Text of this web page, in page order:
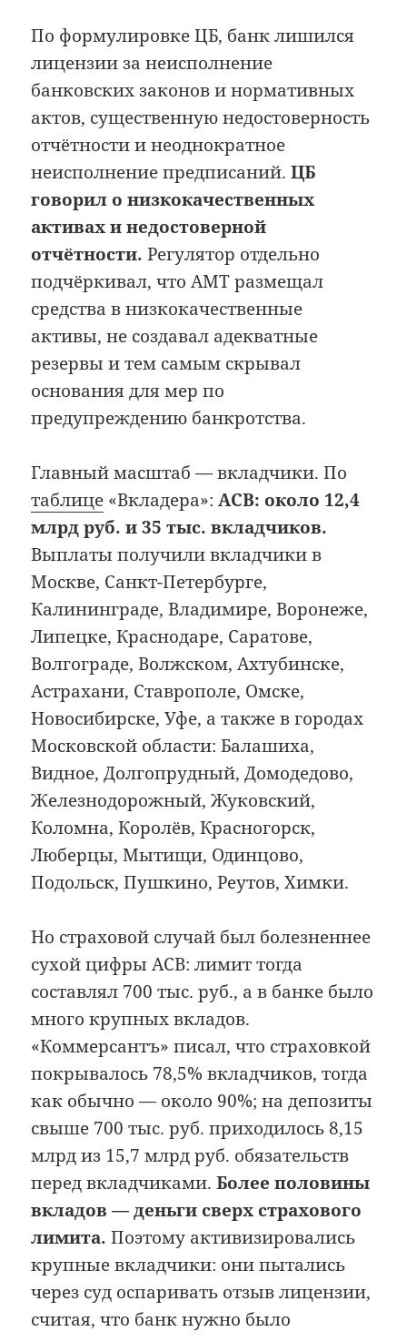
По формулировке ЦБ, банк лишился
лицензии за неисполнение
банковских законов и нормативных
актов, существенную недостоверность
отчётности и неоднократное
неисполнение предписаний.ЦБ
говорил о низкокачественных
активах и недостоверной
отчётности. Регулятор отдельно
подчёркивал, что АМТ размещал
средства в низкокачественные
активы, не создавал адекватные
резервы и тем самым скрывал
основания для мер по
предупреждению банкротства.
Главный масштаб — вкладчики. По
таблице «Вкладера»:АСВ: около 12,4
млрд руб. и 35 тыс. вкладчиков.
Выплаты получили вкладчики в
Москве, Санкт-Петербурге,
Калининграде, Владимире, Воронеже,
Липецке, Краснодаре, Саратове,
Волгограде, Волжском, Ахтубинске,
Астрахани, Ставрополе, Омске,
Новосибирске, Уфе, а также в городах
Московской области: Балашиха,
Видное, Долгопрудный, Домодедово,
Железнодорожный, Жуковский,
Коломна, Королёв, Красногорск,
Люберцы, Мытищи, Одинцово,
Подольск, Пушкино, Реутов, Химки.
Но страховой случай был болезненнее
сухой цифры АСВ: лимит тогда
составлял 700 тыс. руб., а в банке было
много крупных вкладов.
«Коммерсантъ» писал, что страховкой
покрывалось 78,5% вкладчиков, тогда
как обычно — около 90%; на депозиты
свыше 700 тыс. руб. приходилось 8,15
млрд из 15,7 млрд руб. обязательств
перед вкладчиками.Более половины
вкладов — деньги сверх страхового
лимита. Поэтому активизировались
крупные вкладчики: они пытались
через суд оспаривать отзыв лицензии,
считая, что банк нужно было